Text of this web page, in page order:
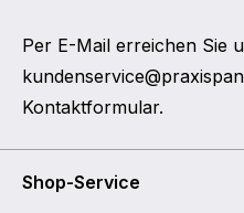
Per E-Mail erreichen Sie
Kontaktformular.
Shop-Service